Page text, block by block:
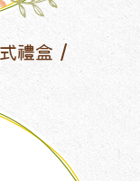
禮盒